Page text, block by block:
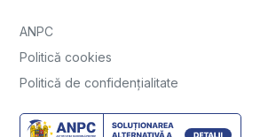
ANPC
Politică cookies
Politică de confidențialitate